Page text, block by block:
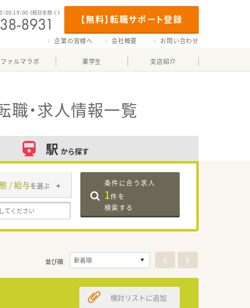
【無料】転職サポート登録
00-19：00 （祝日を除く）
企業の皆様へ 会社概要 お問い合わせ
ファルマラボ 薬学生 支店紹介
職・求人情報一覧
駅 から探す
/ 給与を選ぶ 条件に合う求人
1件を
検索する
並び順
検討リストに追加